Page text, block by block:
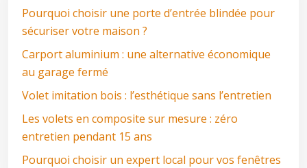
Pourquoi choisir une porte d’entrée blindée pour
sécuriser votre maison ?
Carport aluminium : une alternative économique
au garage fermé
Volet imitation bois : l’esthétique sans l’entretien
Les volets en composite sur mesure : zéro
entretien pendant 15 ans
Pourquoi choisir un expert local pour vos fenêtres